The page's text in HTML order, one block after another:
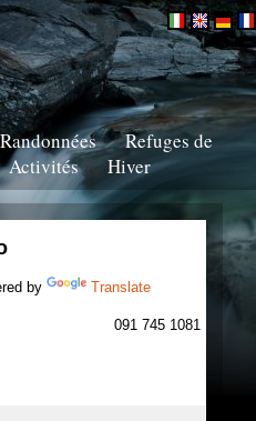
Randonnées
Refuges de
Activités Hiver
by Translate
091 745 1081